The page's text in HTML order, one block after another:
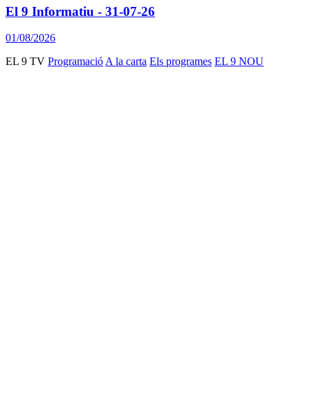
El 9 Informatiu - 31-07-26
01/08/2026
EL 9 TV Programació A la carta Els programes EL 9 NOU